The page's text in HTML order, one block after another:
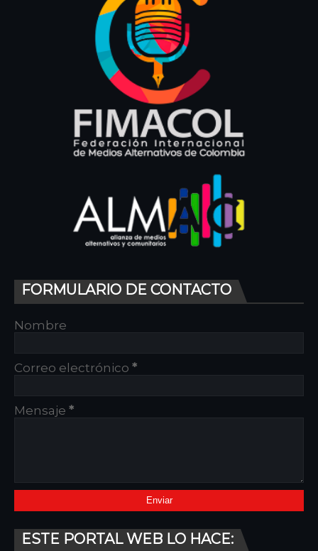
FORMULARIO DE CONTACTO
Nombre
Correo electrónico *
Mensaje *
ESTE PORTAL WEB LO HACE: